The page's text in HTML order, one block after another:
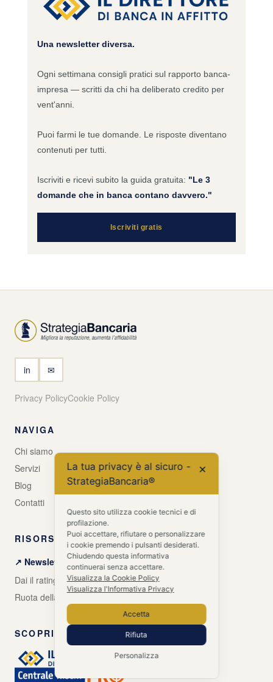
Una newsletter diversa.
Ogni settimana consigli pratici sul rapporto banca-
impresa — scritti da chi ha deliberato credito per
vent'anni.
Puoi farmi le tue domande. Le risposte diventano
contenuti per tutti.
Iscriviti e ricevi subito la guida gratuita: "Le 3
domande che in banca contano davvero."
Iscriviti gratis
in ✉
Privacy PolicyCookie Policy
NAVIGA
Chi siamo
Servizi
Blog
Contatti
RISORSE GRATUITE
↗ Newsletter + Guida gratuita
Dai il rating alle tue banche
Ruota della Vita Aziendale
SCOPRI ANCHE
La tua privacy è al sicuro -
StrategiaBancaria®
✕
Questo sito utilizza cookie tecnici e di
profilazione.
Puoi accettare, rifiutare o personalizzare
i cookie premendo i pulsanti desiderati.
Chiudendo questa informativa
continuerai senza accettare.
Visualizza la Cookie Policy
Visualizza l'Informativa Privacy
Accetta
Rifiuta
Personalizza